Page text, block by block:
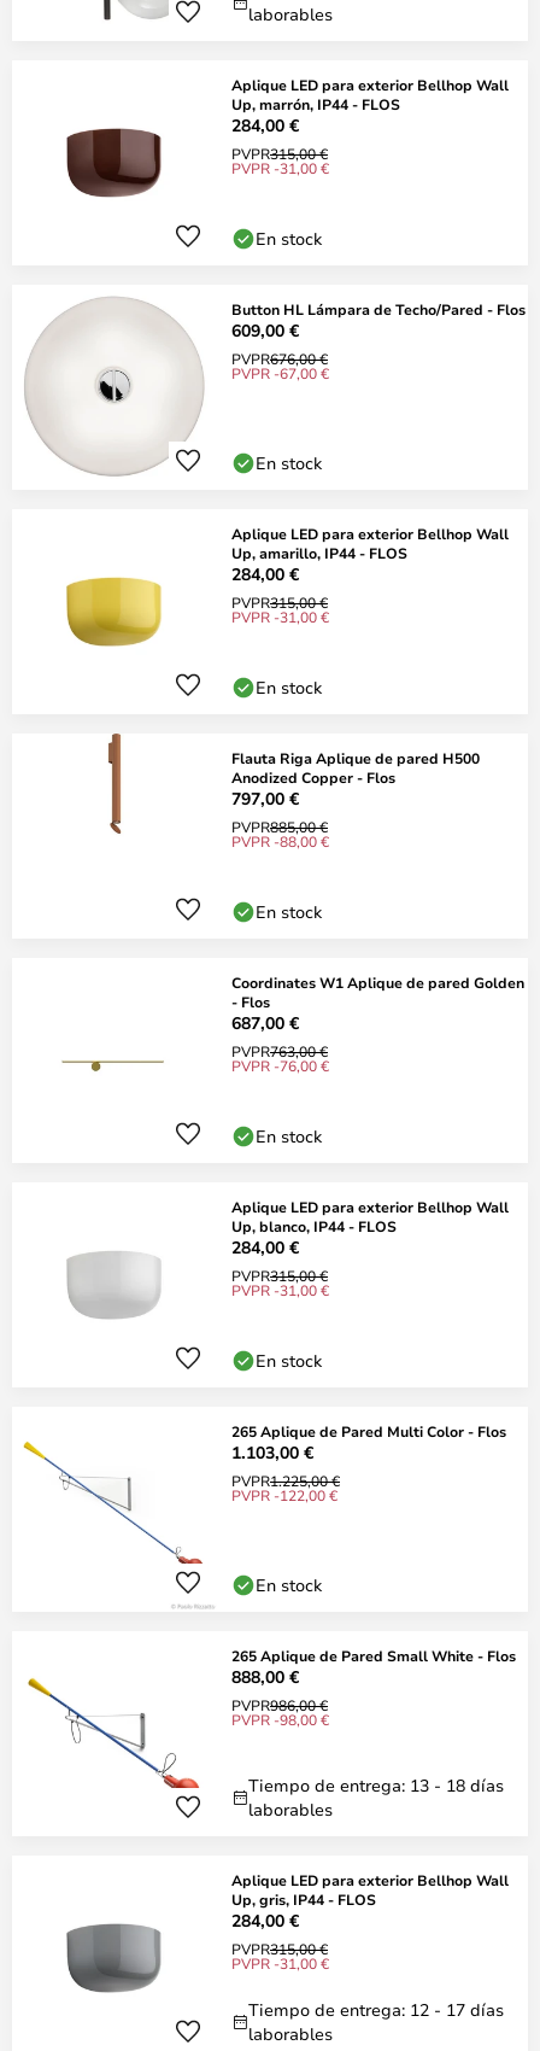
laborables
Aplique LED para exterior Bellhop Wall
Up, marrón, IP44 - FLOS
284,00 €
PVPR315,00 €
PVPR -31,00 €
En stock
Button HL Lámpara de Techo/Pared - Flos
609,00 €
PVPR676,00 €
PVPR -67,00 €
En stock
Aplique LED para exterior Bellhop Wall
Up, amarillo, IP44 - FLOS
284,00 €
PVPR315,00 €
PVPR -31,00 €
En stock
Flauta Riga Aplique de pared H500
Anodized Copper - Flos
797,00 €
PVPR885,00 €
PVPR -88,00 €
En stock
Coordinates W1 Aplique de pared Golden
- Flos
687,00 €
PVPR763,00 €
PVPR -76,00 €
En stock
Aplique LED para exterior Bellhop Wall
Up, blanco, IP44 - FLOS
284,00 €
PVPR315,00 €
PVPR -31,00 €
En stock
265 Aplique de Pared Multi Color - Flos
1.103,00 €
PVPR1.225,00 €
PVPR -122,00 €
En stock
265 Aplique de Pared Small White - Flos
888,00 €
PVPR986,00 €
PVPR -98,00 €
Tiempo de entrega: 13 - 18 días
laborables
Aplique LED para exterior Bellhop Wall
Up, gris, IP44 - FLOS
284,00 €
PVPR315,00 €
PVPR -31,00 €
Tiempo de entrega: 12 - 17 días
laborables